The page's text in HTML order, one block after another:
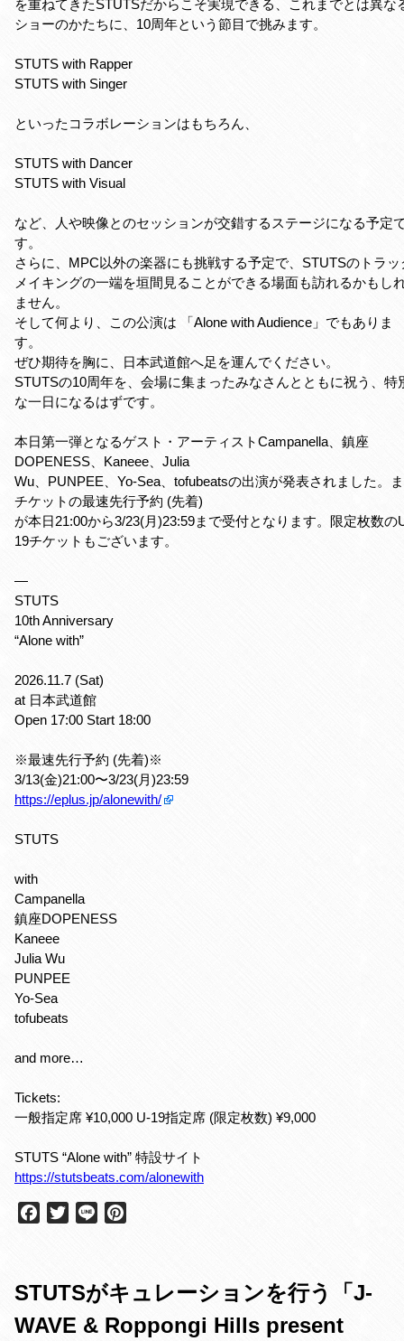
を重ねてきたSTUTSだからこそ実現できる、これまでとは異な
ショーのかたちに、10周年という節目で挑みます。
STUTS with Rapper
STUTS with Singer
といったコラボレーションはもちろん、
STUTS with Dancer
STUTS with Visual
など、人や映像とのセッションが交錯するステージになる予定
す。
さらに、MPC以外の楽器にも挑戦する予定で、STUTSのトラッ
メイキングの一端を垣間見ることができる場面も訪れるかもし
ません。
そして何より、この公演は 「Alone with Audience」でもありま
す。
ぜひ期待を胸に、日本武道館へ足を運んでください。
STUTSの10周年を、会場に集まったみなさんとともに祝う、特
な一日になるはずです。
本日第一弾となるゲスト・アーティストCampanella、鎮座
DOPENESS、Kaneee、Julia
Wu、PUNPEE、Yo-Sea、tofubeatsの出演が発表されました。
チケットの最速先行予約 (先着)
が本日21:00から3/23(月)23:59まで受付となります。限定枚数の
19チケットもございます。
—
STUTS
10th Anniversary
“Alone with”
2026.11.7 (Sat)
at 日本武道館
Open 17:00 Start 18:00
※最速先行予約 (先着)※
3/13(金)21:00〜3/23(月)23:59
https://eplus.jp/alonewith/
STUTS
with
Campanella
鎮座DOPENESS
Kaneee
Julia Wu
PUNPEE
Yo-Sea
tofubeats
and more…
Tickets:
一般指定席 ¥10,000 U-19指定席 (限定枚数) ¥9,000
STUTS “Alone with” 特設サイト
https://stutsbeats.com/alonewith
b
o
t
r
e
e
STUTSがキュレーションを行う「J-
WAVE & Roppongi Hills present